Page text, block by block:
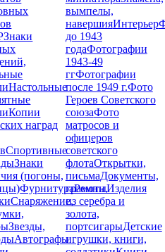
Знаки
Настольные
Копии
наград
Спортивные
Знаки
(погоны,
ФурнитураРемни,
Снаряжение,
Звезды,
Автографы
вымпелы,
навершияИнтерьер
до 1943
годаФотографии
1943-49
ггФотографии
после 1949 г.Фото
Героев Советского
союзаФото
матросов и
офицеров
советского
флотаОткрытки,
письмаДокументы,
грамотыИзделия
из серебра и
золота,
портсигарыДетские
игрушки, книги,